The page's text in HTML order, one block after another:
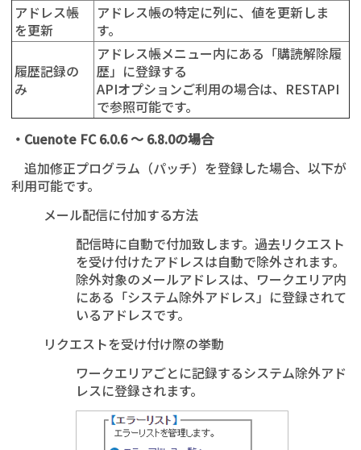
アドレス帳
を更新
アドレス帳の特定に列に、値を更新しま
す。
履歴記録の
み
アドレス帳メニュー内にある「購読解除履
歴」に登録する
APIオプションご利用の場合は、RESTAPI
で参照可能です。
・Cuenote FC 6.0.6 ～ 6.8.0の場合
追加修正プログラム（パッチ）を登録した場合、以下が
利用可能です。
メール配信に付加する方法
配信時に自動で付加致します。過去リクエスト
を受け付けたアドレスは自動で除外されます。
除外対象のメールアドレスは、ワークエリア内
にある「システム除外アドレス」に登録されて
いるアドレスです。
リクエストを受け付け際の挙動
ワークエリアごとに記録するシステム除外アド
レスに登録されます。